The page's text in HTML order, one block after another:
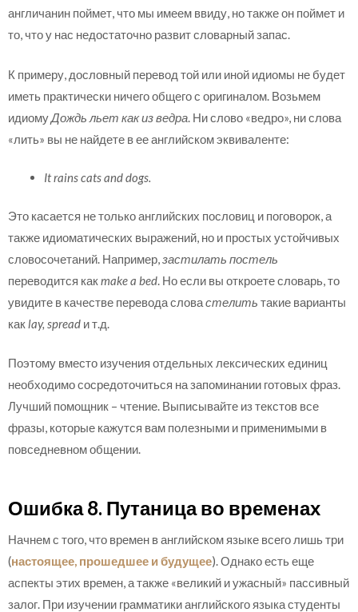
англичанин поймет, что мы имеем ввиду, но также он поймет и
то, что у нас недостаточно развит словарный запас.
К примеру, дословный перевод той или иной идиомы не будет
иметь практически ничего общего с оригиналом. Возьмем
идиомуДождь льет как из ведра. Ни слово «ведро», ни слова
«лить» вы не найдете в ее английском эквиваленте:
It rains cats and dogs.
Это касается не только английских пословиц и поговорок, а
также идиоматических выражений, но и простых устойчивых
словосочетаний. Например,застилать постель
переводится какmake a bed. Но если вы откроете словарь, то
увидите в качестве перевода словастелить такие варианты
какlay, spread и т.д.
Поэтому вместо изучения отдельных лексических единиц
необходимо сосредоточиться на запоминании готовых фраз.
Лучший помощник – чтение. Выписывайте из текстов все
фразы, которые кажутся вам полезными и применимыми в
повседневном общении.
Ошибка 8. Путаница во временах
Начнем с того, что времен в английском языке всего лишь три
(настоящее, прошедшее и будущее). Однако есть еще
аспекты этих времен, а также «великий и ужасный» пассивный
залог. При изучении грамматики английского языка студенты